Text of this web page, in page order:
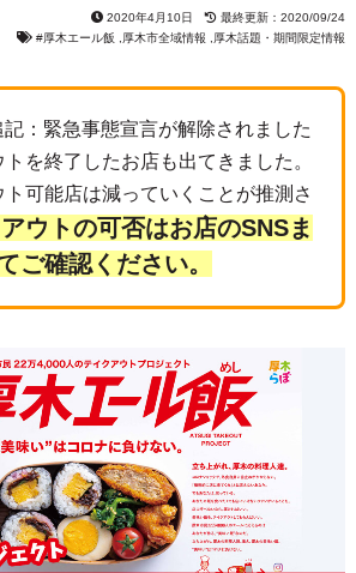
2020年4月10日
最終更新：2020/09/24
#厚木エール飯
厚木市全域情報 厚木話題・期間限定情報
：緊急事態宣言が解除されました
を終了したお店も出てきました。
可能店は減っていくことが推測さ
ウトの可否はお店のSNSま
ご確認ください。